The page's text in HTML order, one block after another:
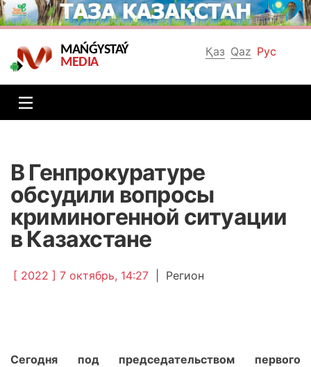
Қаз Qaz Рус
MAŃǴYSTAÝ
MEDIA
В Генпрокуратуре
обсудили вопросы
криминогенной ситуации
в Казахстане
[ 2022 ] 7 октябрь, 14:27 Регион
Сегодня под председательством первого